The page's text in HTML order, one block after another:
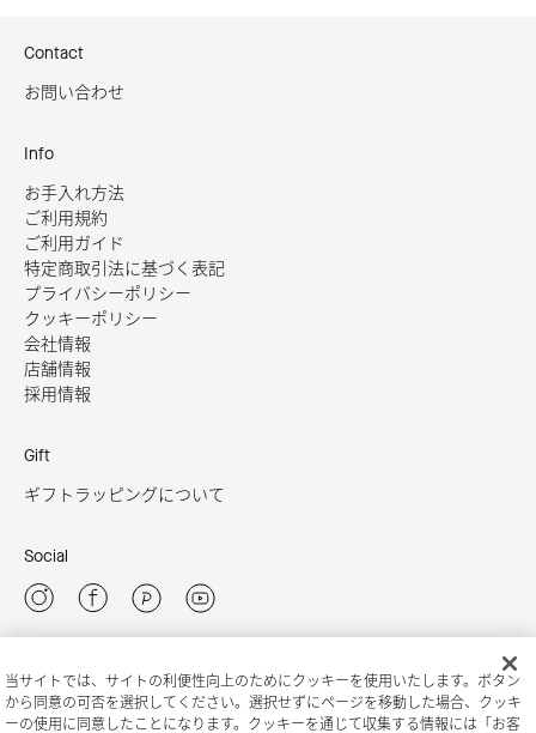
Contact
お問い合わせ
Info
お手入れ方法
ご利用規約
ご利用ガイド
特定商取引法に基づく表記
プライバシーポリシー
クッキーポリシー
会社情報
店舗情報
採用情報
Gift
ギフトラッピングについて
Social
新規会員登録
当サイトでは、サイトの利便性向上のためにクッキーを使用いたします。ボタン
から同意の可否を選択してください。選択せずにページを移動した場合、クッキ
ーの使用に同意したことになります。クッキーを通じて収集する情報には「お客